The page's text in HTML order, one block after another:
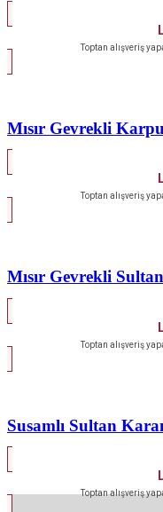
Toptan alışveriş
Mısır Gevrekli
Toptan alışveriş
Mısır Gevrekli
Toptan alışveriş
Susamlı Sultan
Toptan alışveriş